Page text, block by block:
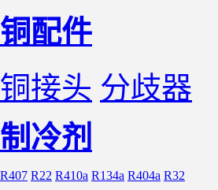
铜配件
铜接头 分歧器
制冷剂
R407 R22 R410a R134a R404a R32